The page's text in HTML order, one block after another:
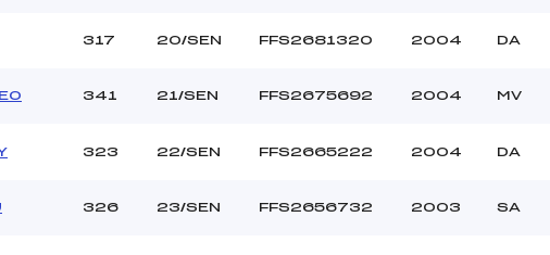
317 20/SEN FFS2681320 2004 DA
341 21/SEN FFS2675692 2004 MV
323 22/SEN FFS2665222 2004 DA
326 23/SEN FFS2656732 2003 SA